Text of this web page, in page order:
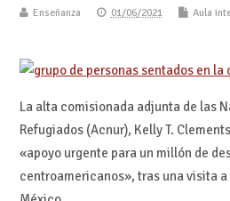
Enseñanza 01/06/2021 Aula
La alta comisionada adjunta de las
Refugiados (Acnur), Kelly T.
«apoyo urgente para un millón de
centroamericanos», tras una visita